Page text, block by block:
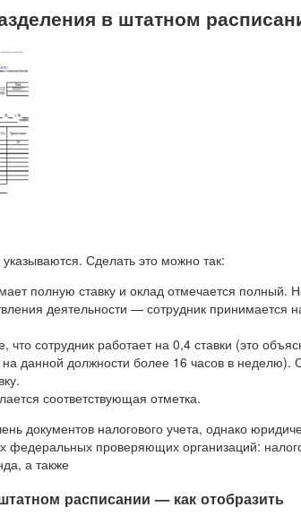
в штатном
Сделать это можно так:
полную ставку и оклад отмечается полный.
деятельности — сотрудник принимается
что сотрудник работает на 0,4 ставки (это
данной должности более 16 часов в неделю).
соответствующая отметка.
документов налогового учета, однако
федеральных проверяющих организаций:
а также
расписании — как отобразить